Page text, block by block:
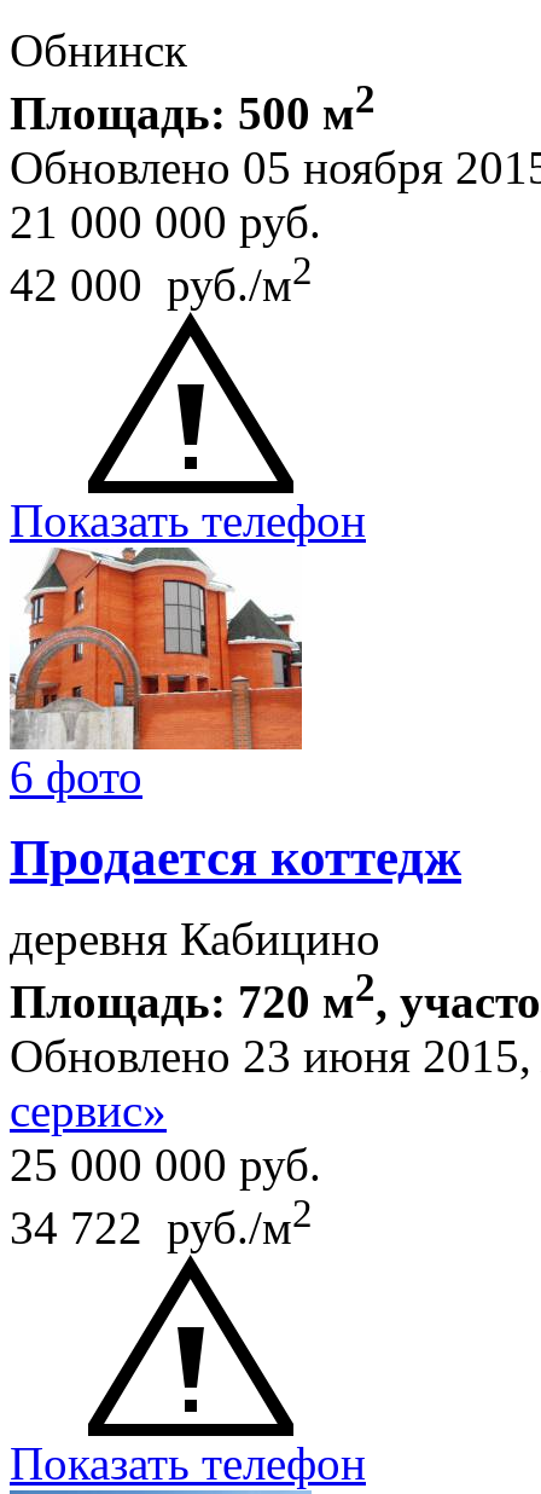
Обнинск
Площадь: 500 м2
Обновлено 05 ноября
21 000 000 руб.
42 000 руб./м2
Показать телефон
6 фото
Продается коттедж
деревня Кабицино
Площадь: 720 м2,
Обновлено 23 июня
сервис»
25 000 000 руб.
34 722 руб./м2
Показать телефон